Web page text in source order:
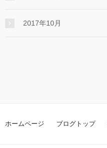
2017年10月
ホームページ ブログトップ